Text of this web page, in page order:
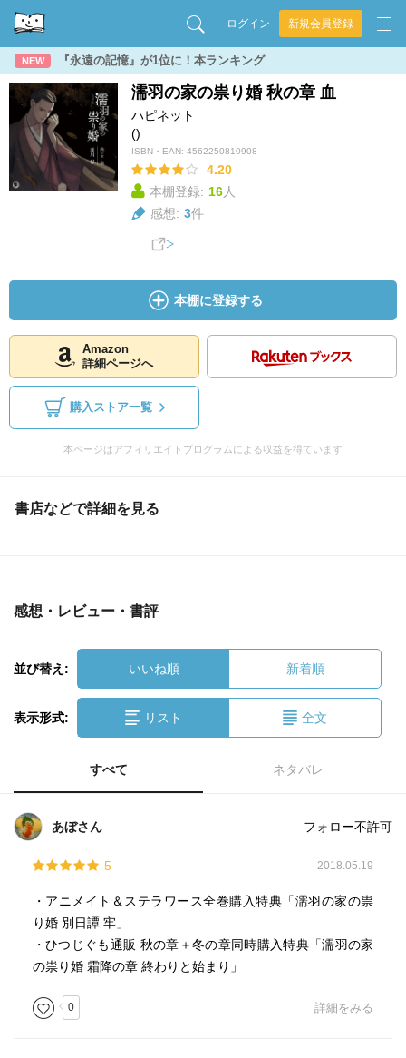
ログイン 新規会員登録
NEW 『永遠の記憶』が1位に！本ランキング
濡羽の家の祟り婚 秋の章 血
ハピネット
()
ISBN・EAN: 4562250810908
4.20
本棚登録: 16人
感想: 3件
本棚に登録する
Amazon
詳細ページへ
購入ストア一覧
本ページはアフィリエイトプログラムによる収益を得ています
書店などで詳細を見る
感想・レビュー・書評
並び替え: いいね順 新着順
表示形式: リスト 全文
すべて ネタバレ
あぼさん フォロー不許可
5 2018.05.19
・アニメイト＆ステラワース全巻購入特典「濡羽の家の祟
り婚 別日譚 牢」
・ひつじぐも通販 秋の章＋冬の章同時購入特典「濡羽の家
の祟り婚 霜降の章 終わりと始まり」
0 詳細をみる